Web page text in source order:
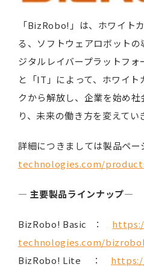
「BizRobo!」は、ホワイト
る、ソフトウェアロボット
ジタルレイバープラットフォ
と「IT」によって、ホワイト
クから解放し、企業を始め
り、未来の働き方を変えてい
詳細につきましては製品ペー
technologies.com/
― 主要製品ラインナップ―
BizRobo! Basic ：
technologies.com/
BizRobo! Lite ：